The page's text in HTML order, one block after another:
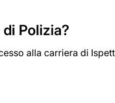
Polizia?
alla carriera di